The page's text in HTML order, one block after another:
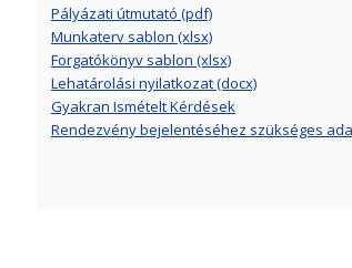
Pályázati útmutató (pdf)
Munkaterv sablon (xlsx)
Forgatókönyv sablon (xlsx)
Lehatárolási nyilatkozat (docx)
Gyakran Ismételt Kérdések
Rendezvény bejelentéséhez szükséges